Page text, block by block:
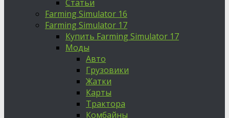
Статьи
Farming Simulator 16
Farming Simulator 17
Купить Farming Simulator 17
Моды
Авто
Грузовики
Жатки
Карты
Трактора
Комбайны